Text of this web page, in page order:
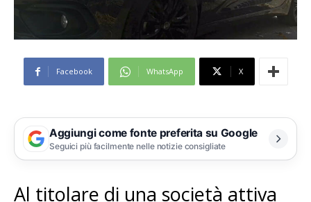
Facebook WhatsApp X
Aggiungi come fonte preferita su Google
Seguici più facilmente nelle notizie consigliate
Al titolare di una società attiva